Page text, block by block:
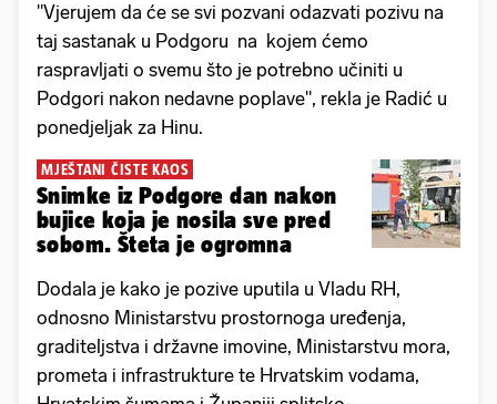
"Vjerujem da će se svi pozvani odazvati pozivu na
taj sastanak u Podgoru na kojem ćemo
raspravljati o svemu što je potrebno učiniti u
Podgori nakon nedavne poplave", rekla je Radić u
ponedjeljak za Hinu.
MJEŠTANI ČISTE KAOS
Snimke iz Podgore dan nakon
bujice koja je nosila sve pred
sobom. Šteta je ogromna
Dodala je kako je pozive uputila u Vladu RH,
odnosno Ministarstvu prostornoga uređenja,
graditeljstva i državne imovine, Ministarstvu mora,
prometa i infrastrukture te Hrvatskim vodama,